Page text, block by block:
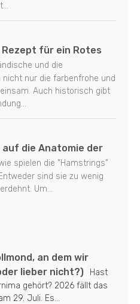
für ein Rotes
und die
nur die farbenfrohe und
Auch historisch gibt
auf die Anatomie der
spielen die "Hamstrings"
sind sie zu wenig
Um...
an dem wir
lieber nicht?)
Hast
gehört? 2026 fällt das
29. Juli. Es...